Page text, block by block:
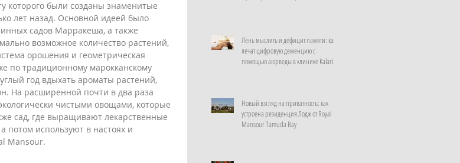
которого были созданы знаменитые
лет назад. Основной идеей было
садов Марракеша, а также
возможное количество растений,
орошения и геометрическая
по традиционному марокканскому
год вдыхать ароматы растений,
На расширенной почти в два раза
чистыми овощами, которые
сад, где выращивают лекарственные
потом используют в настоях и
Mansour.
Лень мыслить и дефицит памяти: как
лечат цифровую деменцию с
помощью аюрведы в клинике Kalari
Новый взгляд на приватность: как
устроена резиденция Лодж от Royal
Mansour Tamuda Bay